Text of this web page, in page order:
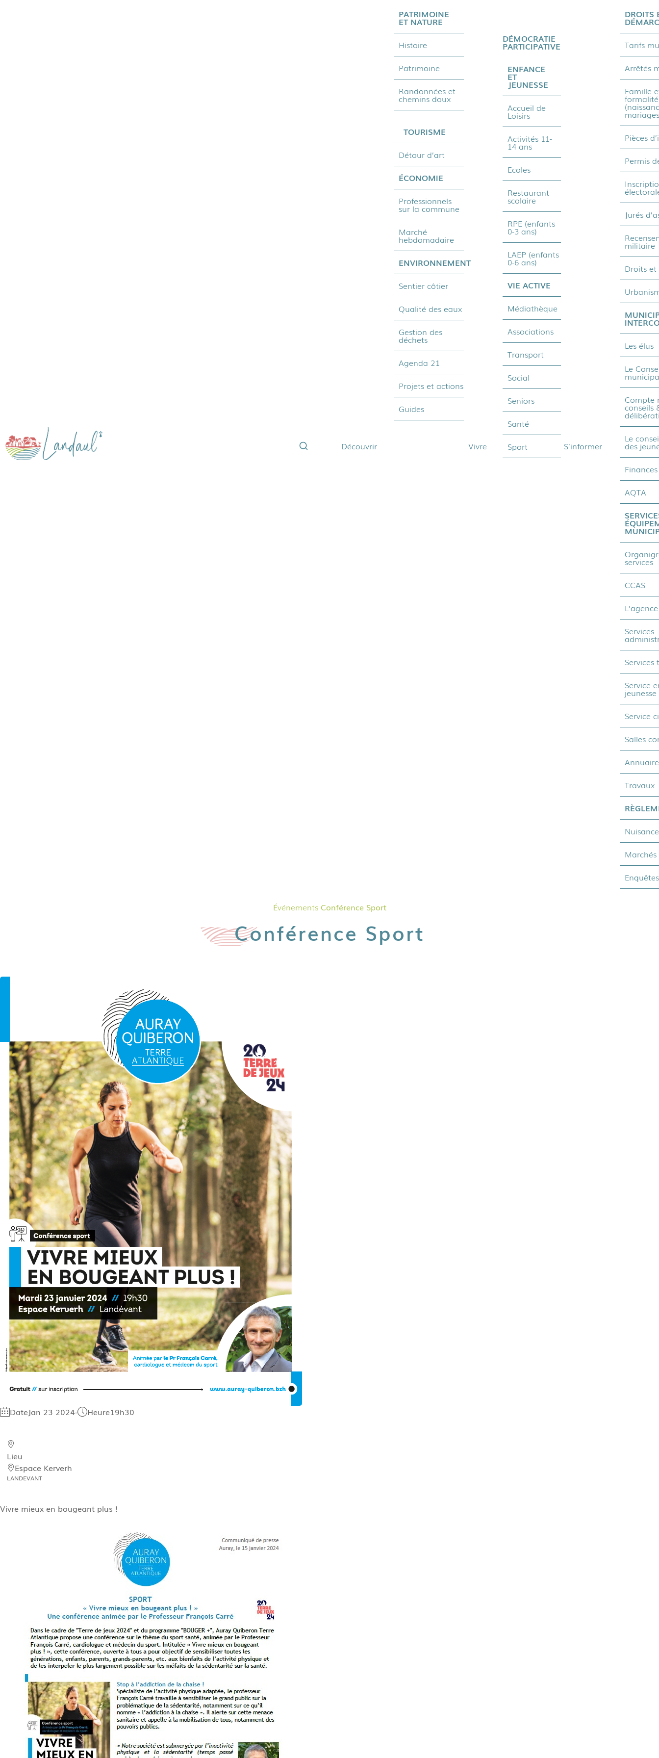
Découvrir
PATRIMOINE
ET NATURE
Histoire
Patrimoine
Randonnées et
chemins doux
TOURISME
Détour d’art
ÉCONOMIE
Professionnels
sur la commune
Marché
hebdomadaire
ENVIRONNEMENT
Sentier côtier
Qualité des eaux
Gestion des
déchets
Agenda 21
Projets et actions
Guides
Vivre
DÉMOCRATIE
PARTICIPATIVE
ENFANCE
ET
JEUNESSE
Accueil de
Loisirs
Activités 11-
14 ans
Ecoles
Restaurant
scolaire
RPE (enfants
0-3 ans)
LAEP (enfants
0-6 ans)
VIE ACTIVE
Médiathèque
Associations
Transport
Social
Seniors
Santé
Sport
S’informer
DROITS
Tarifs
Arrêtés
Famille
Pièces
Permis
Jurés
militaire
Droits et
Les élus
Le
Compte
conseils
Le
des
Finances
AQTA
services
CCAS
Services
Services
Service
jeunesse
Service
Salles
Travaux
Événements Conférence Sport
Conférence Sport
DateJan 23 2024- Heure19h30
Lieu
Espace Kerverh
LANDEVANT
Vivre mieux en bougeant plus !